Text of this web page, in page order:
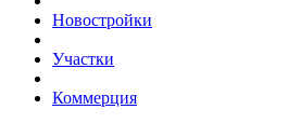
Новостройки
Участки
Коммерция